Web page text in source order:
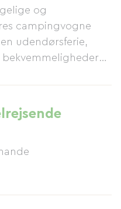
og
campingvogne
udendørsferie,
en 3-stjernet
og den
og hynder, har
et
alkoveseng og